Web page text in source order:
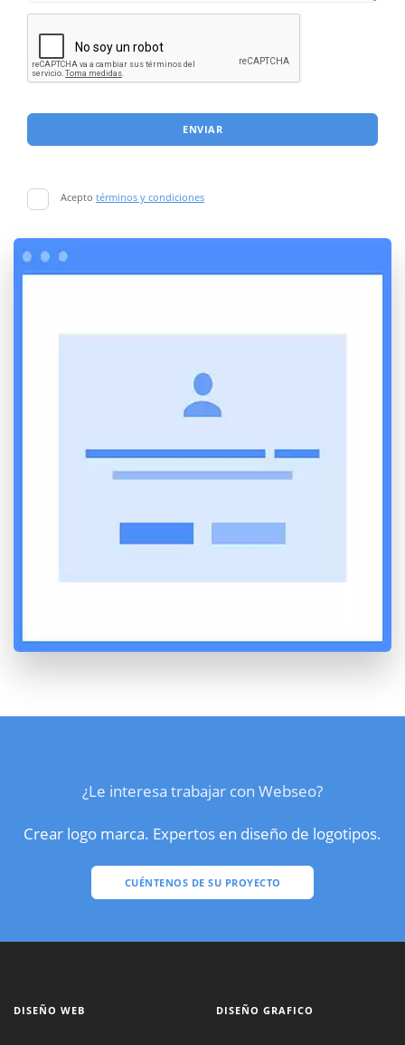
ENVIAR
Acepto términos y condiciones
¿Le interesa trabajar con Webseo?
Crear logo marca. Expertos en diseño de logotipos.
CUÉNTENOS DE SU PROYECTO
DISEÑO WEB DISEÑO GRAFICO